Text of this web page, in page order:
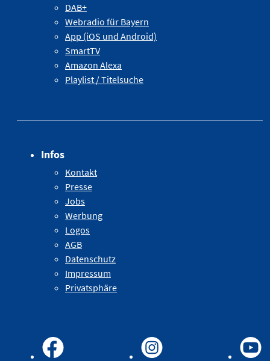
DAB+
Webradio für Bayern
App (iOS und Android)
SmartTV
Amazon Alexa
Playlist / Titelsuche
Infos
Kontakt
Presse
Jobs
Werbung
Logos
AGB
Datenschutz
Impressum
Privatsphäre